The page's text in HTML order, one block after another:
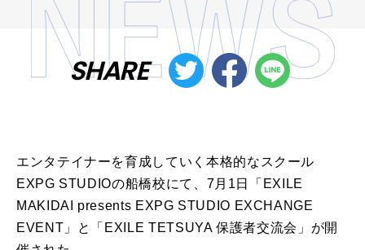
SHARE
エンタテイナーを育成していく本格的なスクール
EXPG STUDIOの船橋校にて、7月1日「EXILE
MAKIDAI presents EXPG STUDIO EXCHANGE
EVENT」と「EXILE TETSUYA 保護者交流会」が開